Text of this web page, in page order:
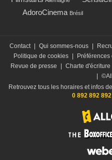
AdoroCinema Brésil
Contact Qui sommes-nous
Politique de cookies
Préférences
Revue de presse
Charte d'écriture
Retrouvez tous les horaires et infos
0 892 892 892